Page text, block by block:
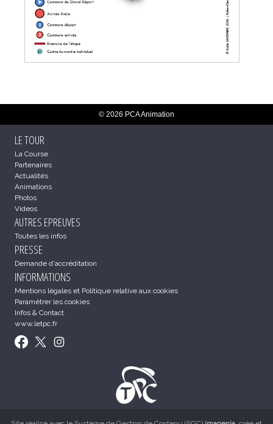
© 2026 PCA Animation
LE TOUR
La Course
Partenaires
Actualités
Animations
Photos
Videos
AUTRES EPREUVES
Toutes les infos
PRESSE
Demande d'accréditation
INFORMATIONS
Mentions légales et Politique relative aux cookies
Paramétrer les cookies
Infos & Contact
www.letpc.fr